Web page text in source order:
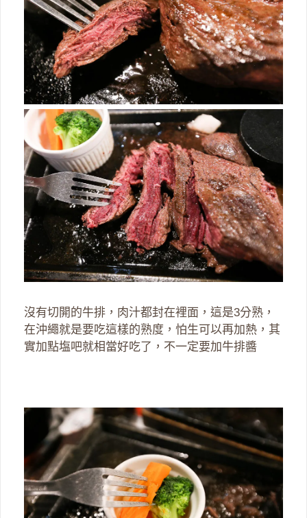
沒有切開的牛排，肉汁都封在裡面，這是3分熟，
在沖繩就是要吃這樣的熟度，怕生可以再加熱，其
實加點塩吧就相當好吃了，不一定要加牛排醬